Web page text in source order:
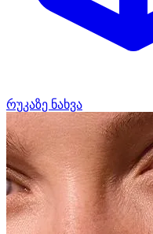
რუკაზე ნახვა